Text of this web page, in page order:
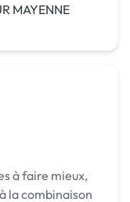
internet
MAYENNE
à faire mieux,
la combinaison